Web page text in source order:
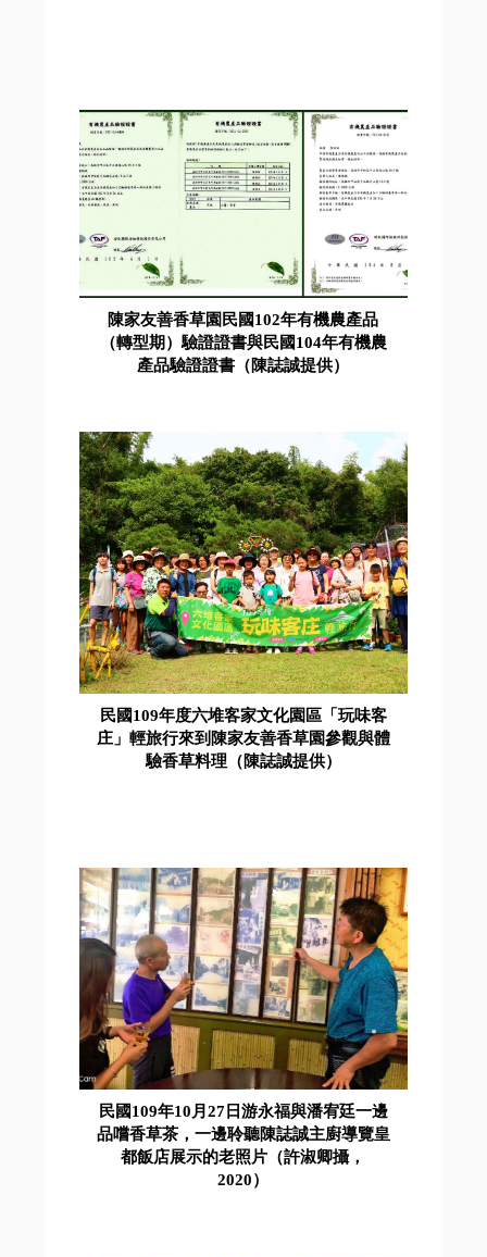
陳家友善香草園民國102年有機農產品
（轉型期）驗證證書與民國104年有機農
產品驗證證書（陳誌誠提供）
民國109年度六堆客家文化園區「玩味客
庄」輕旅行來到陳家友善香草園參觀與體
驗香草料理（陳誌誠提供）
民國109年10月27日游永福與潘宥廷一邊
品嚐香草茶，一邊聆聽陳誌誠主廚導覽皇
都飯店展示的老照片（許淑卿攝，
2020）